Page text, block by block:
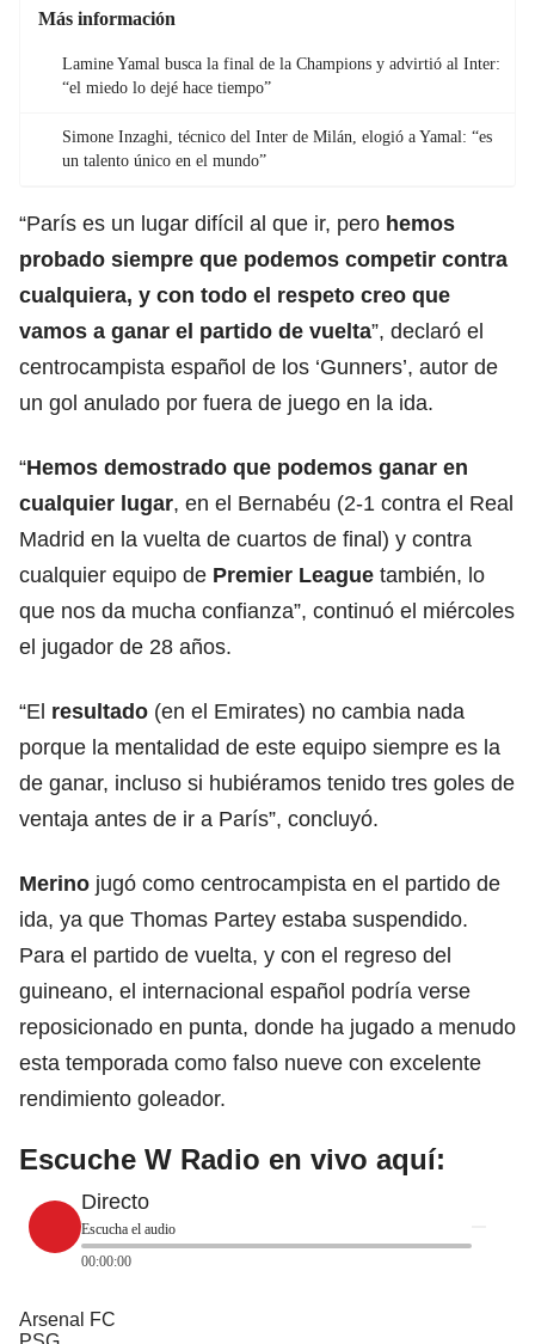
Más información
Lamine Yamal busca la final de la Champions y advirtió al Inter:
“el miedo lo dejé hace tiempo”
Simone Inzaghi, técnico del Inter de Milán, elogió a Yamal: “es
un talento único en el mundo”
“París es un lugar difícil al que ir, pero hemos
probado siempre que podemos competir contra
cualquiera, y con todo el respeto creo que
vamos a ganar el partido de vuelta”, declaró el
centrocampista español de los ‘Gunners’, autor de
un gol anulado por fuera de juego en la ida.
“Hemos demostrado que podemos ganar en
cualquier lugar, en el Bernabéu (2-1 contra el Real
Madrid en la vuelta de cuartos de final) y contra
cualquier equipo de Premier League también, lo
que nos da mucha confianza”, continuó el miércoles
el jugador de 28 años.
“El resultado (en el Emirates) no cambia nada
porque la mentalidad de este equipo siempre es la
de ganar, incluso si hubiéramos tenido tres goles de
ventaja antes de ir a París”, concluyó.
Merino jugó como centrocampista en el partido de
ida, ya que Thomas Partey estaba suspendido.
Para el partido de vuelta, y con el regreso del
guineano, el internacional español podría verse
reposicionado en punta, donde ha jugado a menudo
esta temporada como falso nueve con excelente
rendimiento goleador.
Escuche W Radio en vivo aquí:
Directo
Escucha el audio
00:00:00
Arsenal FC